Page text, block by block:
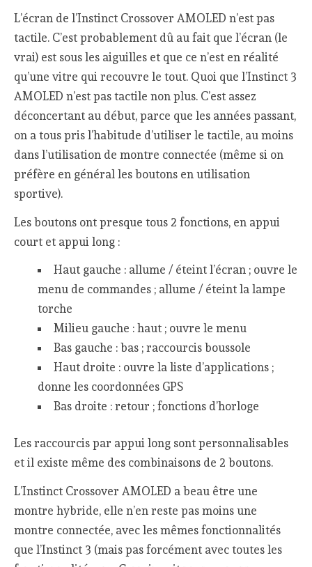
L’écran de l’Instinct Crossover AMOLED n’est pas
tactile. C’est probablement dû au fait que l’écran (le
vrai) est sous les aiguilles et que ce n’est en réalité
qu’une vitre qui recouvre le tout. Quoi que l’Instinct 3
AMOLED n’est pas tactile non plus. C’est assez
déconcertant au début, parce que les années passant,
on a tous pris l’habitude d’utiliser le tactile, au moins
dans l’utilisation de montre connectée (même si on
préfère en général les boutons en utilisation
sportive).
Les boutons ont presque tous 2 fonctions, en appui
court et appui long :
Haut gauche : allume / éteint l’écran ; ouvre le
menu de commandes ; allume / éteint la lampe
torche
Milieu gauche : haut ; ouvre le menu
Bas gauche : bas ; raccourcis boussole
Haut droite : ouvre la liste d’applications ;
donne les coordonnées GPS
Bas droite : retour ; fonctions d’horloge
Les raccourcis par appui long sont personnalisables
et il existe même des combinaisons de 2 boutons.
L’Instinct Crossover AMOLED a beau être une
montre hybride, elle n’en reste pas moins une
montre connectée, avec les mêmes fonctionnalités
que l’Instinct 3 (mais pas forcément avec toutes les